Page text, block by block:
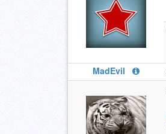
MadEvil